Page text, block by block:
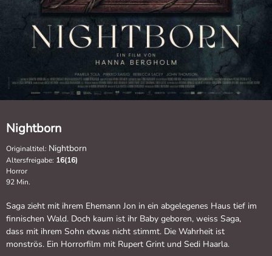
Nightborn
Originaltitel: Nightborn
Altersfreigabe: 16(16)
Horror
92 Min.
Saga zieht mit ihrem Ehemann Jon in ein abgelegenes Haus tief im
finnischen Wald. Doch kaum ist ihr Baby geboren, weiss Saga,
dass mit ihrem Sohn etwas nicht stimmt. Die Wahrheit ist
monströs. Ein Horrorfilm mit Rupert Grint und Sedi Haarla.